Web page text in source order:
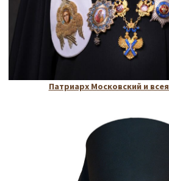
Патриарх Московский и